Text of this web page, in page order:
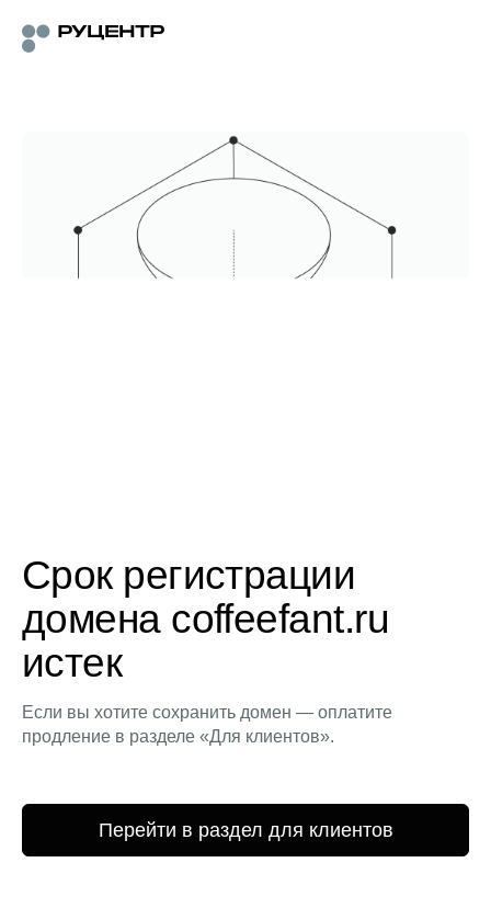
Срок регистрации
домена coffeefant.ru
истек
Если вы хотите сохранить домен — оплатите
продление в разделе «Для клиентов».
Перейти в раздел для клиентов